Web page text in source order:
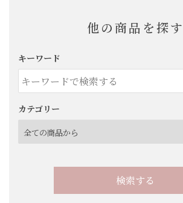
他の商品を探す
キーワード
カテゴリー
検索する